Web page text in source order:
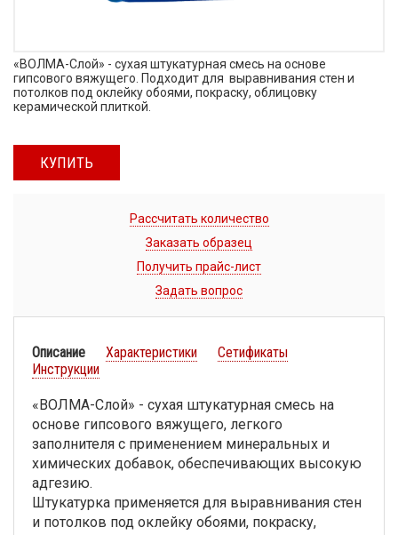
«ВОЛМА-Слой» - сухая штукатурная смесь на основе
гипсового вяжущего. Подходит для выравнивания стен и
потолков под оклейку обоями, покраску, облицовку
керамической плиткой.
КУПИТЬ
Рассчитать количество
Заказать образец
Получить прайс-лист
Задать вопрос
Описание Характеристики
Сетификаты
Инструкции
«ВОЛМА-Слой» - сухая штукатурная смесь на
основе гипсового вяжущего, легкого
заполнителя с применением минеральных и
химических добавок, обеспечивающих высокую
адгезию.
Штукатурка применяется для выравнивания стен
и потолков под оклейку обоями, покраску,